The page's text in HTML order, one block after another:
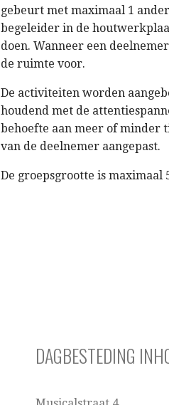
gebeurt met maximaal 1
begeleider in de
doen. Wanneer een
de ruimte voor.
De activiteiten worden
houdend met de
behoefte aan meer of minder
van de deelnemer aangepast.
De groepsgrootte is maximaal
DAGBESTEDING